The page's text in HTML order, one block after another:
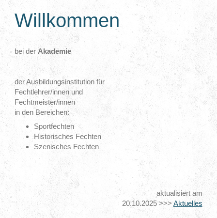
Willkommen
bei derAkademie
der Ausbildungsinstitution für
Fechtlehrer/innen und
Fechtmeister/innen
in den Bereichen:
Sportfechten
Historisches Fechten
Szenisches Fechten
aktualisiert am
20.10.2025 >>> Aktuelles